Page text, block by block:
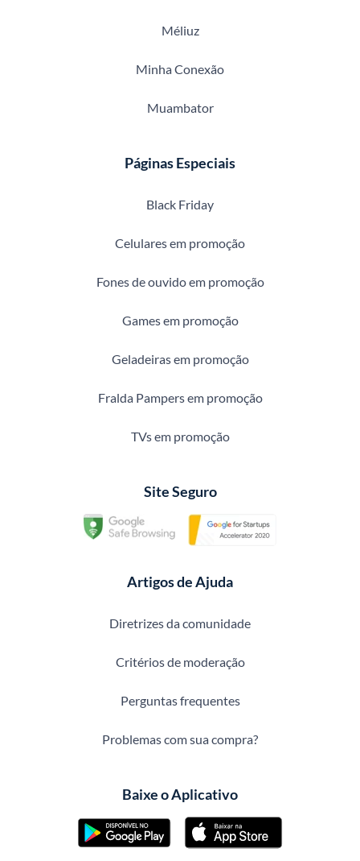
Méliuz
Minha Conexão
Muambator
Páginas Especiais
Black Friday
Celulares em promoção
Fones de ouvido em promoção
Games em promoção
Geladeiras em promoção
Fralda Pampers em promoção
TVs em promoção
Site Seguro
Artigos de Ajuda
Diretrizes da comunidade
Critérios de moderação
Perguntas frequentes
Problemas com sua compra?
Baixe o Aplicativo